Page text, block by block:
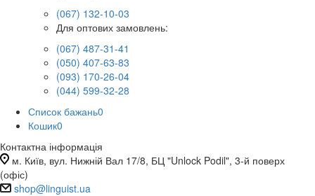
(067) 132-10-03
Для оптових замовлень:
(067) 487-31-41
(050) 407-63-83
(093) 170-26-04
(044) 599-32-28
Список бажань0
Кошик0
Контактна інформація
м. Київ, вул. Нижній Вал 17/8, БЦ "Unlock Podil", 3-й поверх
(офіс)
shop@linguist.ua